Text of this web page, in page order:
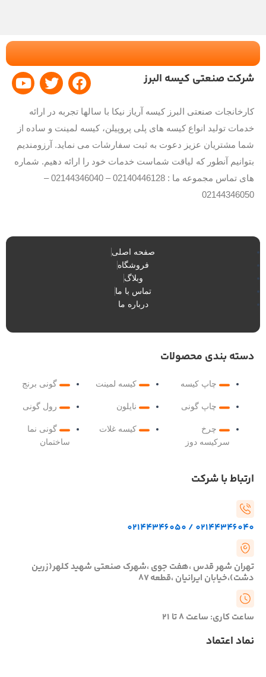
شرکت صنعتی کیسه البرز
F
a
c
e
b
o
o
k
T
w
t
t
e
r
Y
o
t
u
b
e
کارخانجات صنعتی البرز کیسه آریاز نیکا با سالها تجربه در ارائه
خدمات تولید انواع کیسه های پلی پروپیلن، کیسه لمینت و ساده از
شما مشتریان عزیز دعوت به ثبت سفارشات می نماید. آرزومندیم
بتوانیم آنطور که لیاقت شماست خدمات خود را ارائه دهیم. شماره
های تماس مجموعه ما : 02140446128 – 02144346040 –
02144346050
صفحه اصلی
فروشگاه
وبلاگ
تماس با ما
درباره ما
دسته بندی محصولات
چاپ کیسه
چاپ گونی
چرخ
سرکیسه دوز
کیسه لمینت
نایلون
کیسه غلات
گونی برنج
رول گونی
گونی نما
ساختمان
ارتباط با شرکت
02144346040 / 02144346050
تهران شهر قدس ،هفت جوی ،شهرک صنعتی شهید کلهر(زرین
دشت)،خیابان ایرانیان ،قطعه ۸۷
ساعت کاری: ساعت 8 تا 21
نماد اعتماد